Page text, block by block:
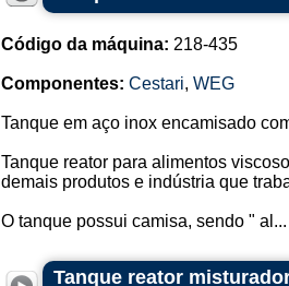
Código da máquina: 218-435
Componentes: Cestari, WEG
Tanque em aço inox encamisado
Tanque reator para alimentos
demais produtos e indústria que
O tanque possui camisa, sendo " al...
Tanque reator